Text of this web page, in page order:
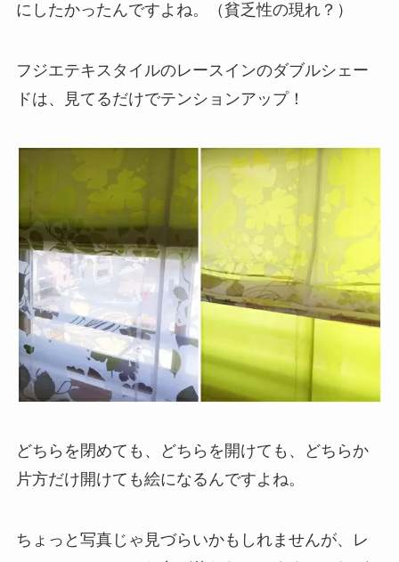
にしたかったんですよね。（貧乏性の現れ？）
フジエテキスタイルのレースインのダブルシェー
ドは、見てるだけでテンションアップ！
どちらを閉めても、どちらを開けても、どちらか
片方だけ開けても絵になるんですよね。
ちょっと写真じゃ見づらいかもしれませんが、レ